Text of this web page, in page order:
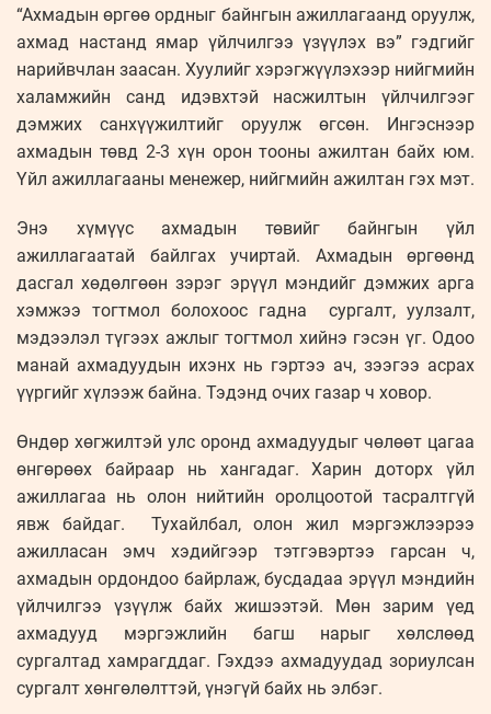
“Ахмадын өргөө ордныг байнгын ажиллагаанд оруулж,
ахмад настанд ямар үйлчилгээ үзүүлэх вэ” гэдгийг
нарийвчлан заасан. Хуулийг хэрэгжүүлэхээр нийгмийн
халамжийн санд идэвхтэй насжилтын үйлчилгээг
дэмжих санхүүжилтийг оруулж өгсөн. Ингэснээр
ахмадын төвд 2-3 хүн орон тооны ажилтан байх юм.
Үйл ажиллагааны менежер, нийгмийн ажилтан гэх мэт.
Энэ хүмүүс ахмадын төвийг байнгын үйл
ажиллагаатай байлгах учиртай. Ахмадын өргөөнд
дасгал хөдөлгөөн зэрэг эрүүл мэндийг дэмжих арга
хэмжээ тогтмол болохоос гадна сургалт, уулзалт,
мэдээлэл түгээх ажлыг тогтмол хийнэ гэсэн үг. Одоо
манай ахмадуудын ихэнх нь гэртээ ач, зээгээ асрах
үүргийг хүлээж байна. Тэдэнд очих газар ч ховор.
Өндөр хөгжилтэй улс оронд ахмадуудыг чөлөөт цагаа
өнгөрөөх байраар нь хангадаг. Харин доторх үйл
ажиллагаа нь олон нийтийн оролцоотой тасралтгүй
явж байдаг. Тухайлбал, олон жил мэргэжлээрээ
ажилласан эмч хэдийгээр тэтгэвэртээ гарсан ч,
ахмадын ордондоо байрлаж, бусдадаа эрүүл мэндийн
үйлчилгээ үзүүлж байх жишээтэй. Мөн зарим үед
ахмадууд мэргэжлийн багш нарыг хөлслөөд
сургалтад хамрагддаг. Гэхдээ ахмадуудад зориулсан
сургалт хөнгөлөлттэй, үнэгүй байх нь элбэг.